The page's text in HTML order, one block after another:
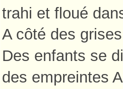
trahi et floué
A côté des
Des enfants se
des empreintes